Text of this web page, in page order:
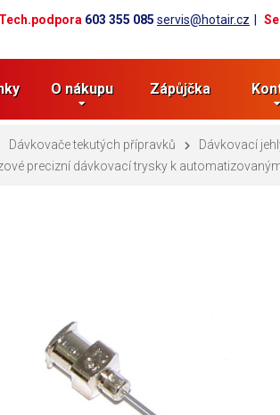
Tech.podpora 603 355 085 servis@hotair.cz
O nákupu Zápůjčka
Dávkovače tekutých přípravků Dávkovací
precizní dávkovací trysky k